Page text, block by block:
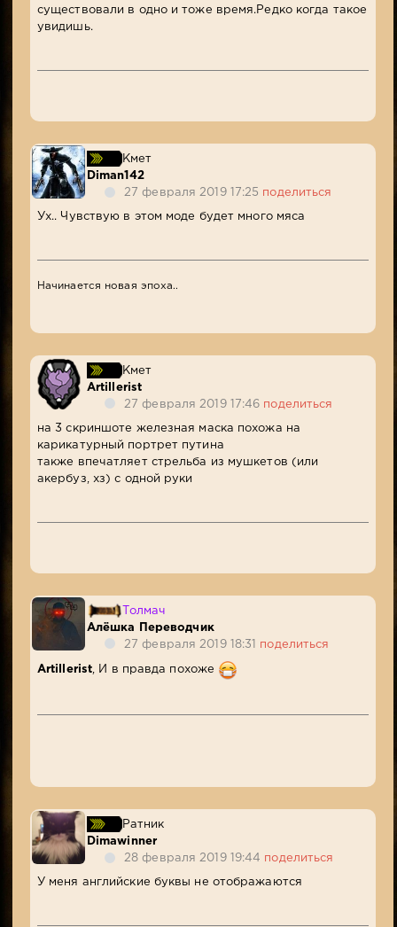
существовали в одно и тоже время.Редко когда такое
увидишь.
Кмет
Diman142
27 февраля 2019 17:25
поделиться
Ух.. Чувствую в этом моде будет много мяса
Начинается новая эпоха..
Кмет
Artillerist
27 февраля 2019 17:46 поделиться
на 3 скриншоте железная маска похожа на
карикатурный портрет путина
также впечатляет стрельба из мушкетов (или
акербуз, хз) с одной руки
Толмач
Алёшка Переводчик
27 февраля 2019 18:31 поделиться
Artillerist , И в правда похоже
Ратник
Dimawinner
28 февраля 2019 19:44
поделиться
У меня английские буквы не отображаются